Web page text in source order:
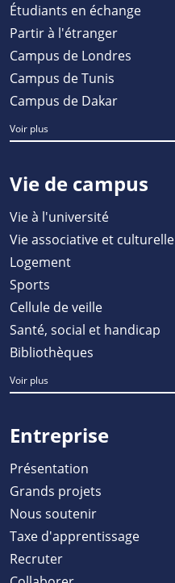
Étudiants en échange
Partir à l'étranger
Campus de Londres
Campus de Tunis
Campus de Dakar
Voir plus
Vie de campus
Vie à l'université
Vie associative et culturelle
Logement
Sports
Cellule de veille
Santé, social et handicap
Bibliothèques
Voir plus
Entreprise
Présentation
Grands projets
Nous soutenir
Taxe d'apprentissage
Recruter